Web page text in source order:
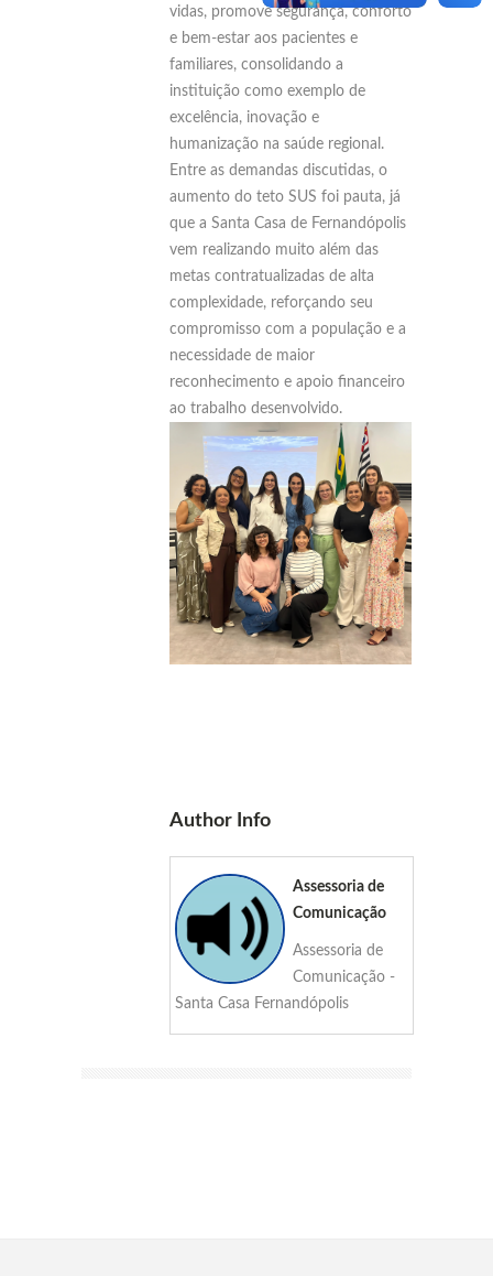
vidas, promove segurança, conforto
e bem-estar aos pacientes e
familiares, consolidando a
instituição como exemplo de
excelência, inovação e
humanização na saúde regional.
Entre as demandas discutidas, o
aumento do teto SUS foi pauta, já
que a Santa Casa de Fernandópolis
vem realizando muito além das
metas contratualizadas de alta
complexidade, reforçando seu
compromisso com a população e a
necessidade de maior
reconhecimento e apoio financeiro
ao trabalho desenvolvido.
Author Info
Assessoria de
Comunicação
Assessoria de
Comunicação -
Santa Casa Fernandópolis